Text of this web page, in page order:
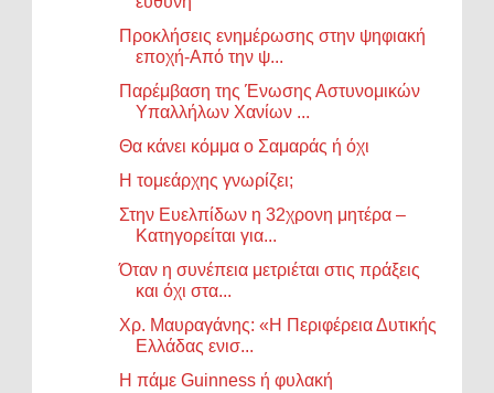
Προκλήσεις ενημέρωσης στην ψηφιακή
εποχή-Από την ψ...
Παρέμβαση της Ένωσης Αστυνομικών
Υπαλλήλων Χανίων ...
Θα κάνει κόμμα ο Σαμαράς ή όχι
Η τομεάρχης γνωρίζει;
Στην Ευελπίδων η 32χρονη μητέρα –
Κατηγορείται για...
Όταν η συνέπεια μετριέται στις πράξεις
και όχι στα...
Χρ. Μαυραγάνης: «Η Περιφέρεια Δυτικής
Ελλάδας ενισ...
Η πάμε Guinness ή φυλακή